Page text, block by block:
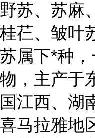
野苏、苏麻
桂芢、皱叶
苏属下*种
物，主产于
国江西、湖
喜马拉雅地